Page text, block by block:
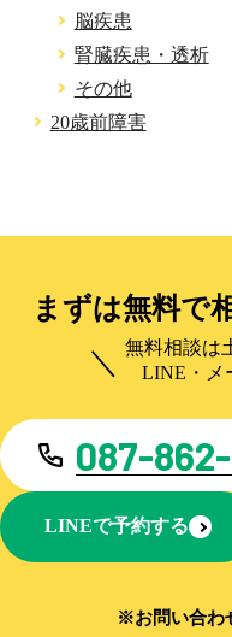
脳疾患
腎臓疾患・透析
その他
20歳前障害
まずは無料で
無料相談は
LINE・メ
087-
LINEで予約する
※お問い合わ